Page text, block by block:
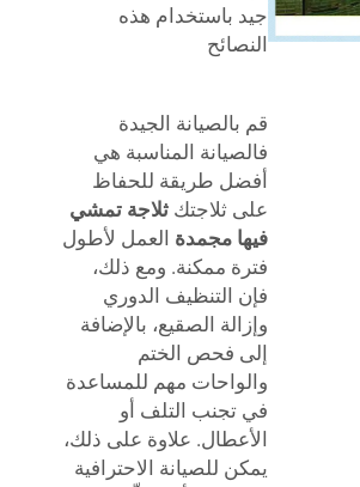
جيد باستخدام هذه
النصائح
قم بالصيانة الجيدة
فالصيانة المناسبة هي
أفضل طريقة للحفاظ
على ثلاجتكثلاجة تمشي
فيها مجمدةالعمل لأطول
فترة ممكنة. ومع ذلك،
فإن التنظيف الدوري
وإزالة الصقيع، بالإضافة
إلى فحص الختم
والواحات مهم للمساعدة
في تجنب التلف أو
الأعطال. علاوة على ذلك،
يمكن للصيانة الاحترافية